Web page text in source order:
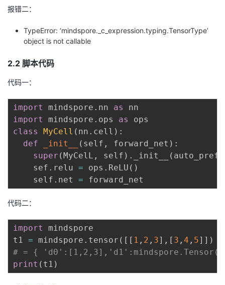
者
堂
我
的
课
我
的
我
验
收
藏
支
我
的
技
术
我
的
云
议
报错二：
TypeError: ‘mindspore._c_expression.typing.TensorType’
object is not callable
2.2 脚本代码
代码一：
import mindspore . nn as
import
mindspore . ops as
class
MyCell ( nn . cell ) :
def
_init__ ( self , forward_net ) :
super (MyCelL , self ) . _init__ (
    sef
. relu = ops . ReLU ( )
    self
. net =
代码二：
import
mindspore
t1 = mindspore . tensor ( [ [ 1 , 2 , 3] , [ 3 , 4 , 5] ] )
# = {
print ( t1 )